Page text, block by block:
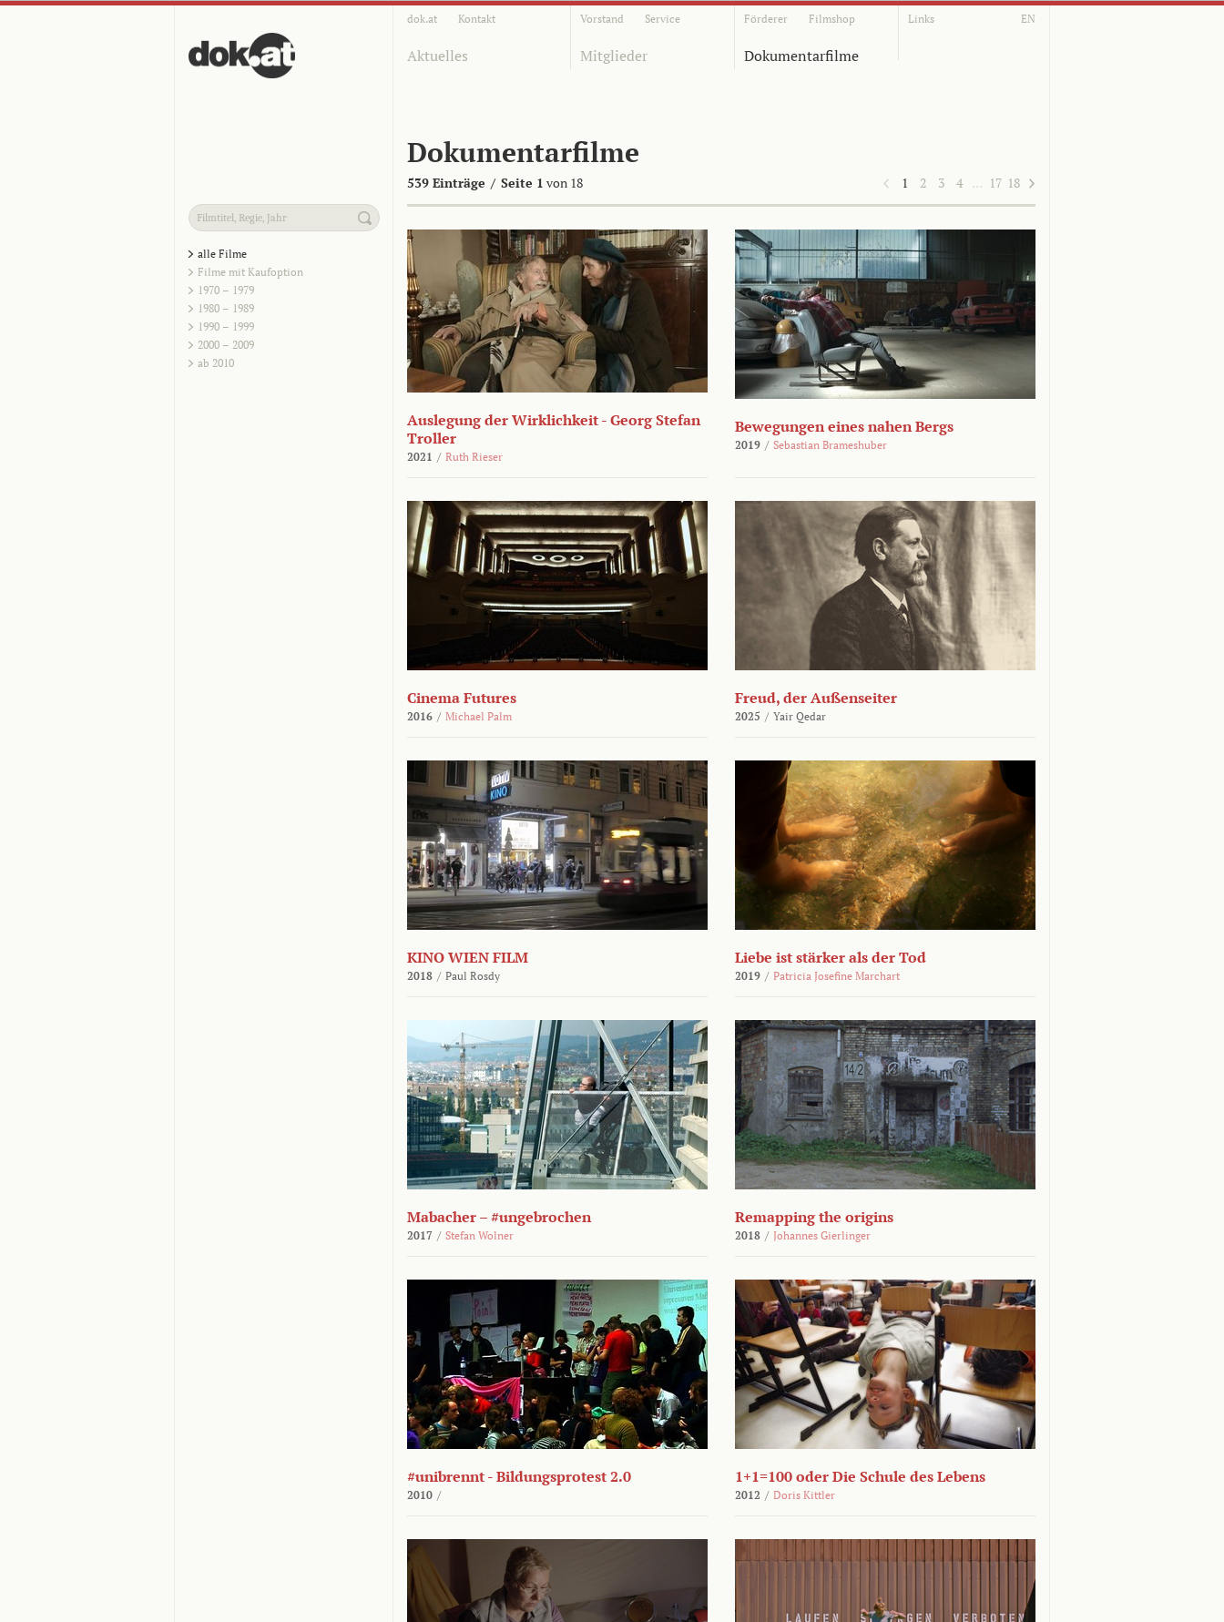
dok.at Kontakt Vorstand Service Förderer Filmshop Links EN
Aktuelles Mitglieder Dokumentarfilme
Dokumentarfilme
539 Einträge / Seite 1 von 18 1 2 3 4 … 17 18
alle Filme
Filme mit Kaufoption
1970 – 1979
1980 – 1989
1990 – 1999
2000 – 2009
ab 2010
Auslegung der Wirklichkeit - Georg Stefan
Troller
2021 / Ruth Rieser
Bewegungen eines nahen Bergs
2019 / Sebastian Brameshuber
Cinema Futures
2016 / Michael Palm
Freud, der Außenseiter
2025 / Yair Qedar
KINO WIEN FILM
2018 / Paul Rosdy
Liebe ist stärker als der Tod
2019 / Patricia Josefine Marchart
Mabacher – #ungebrochen
2017 / Stefan Wolner
Remapping the origins
2018 / Johannes Gierlinger
#unibrennt - Bildungsprotest 2.0
2010 /
1+1=100 oder Die Schule des Lebens
2012 / Doris Kittler